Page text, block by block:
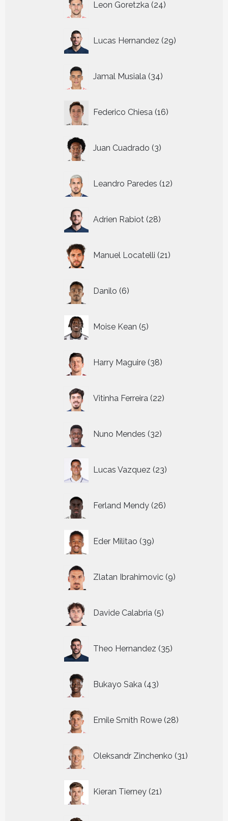
Leon Goretzka 24
producten
Lucas Hernandez 29
producten
Jamal Musiala 34
producten
Federico Chiesa 16
producten
Juan Cuadrado 3
producten
Leandro Paredes 12
producten
Adrien Rabiot 28
producten
Manuel Locatelli 21
producten
Danilo 6
producten
Moise Kean 5
producten
Harry Maguire 38
producten
Vitinha Ferreira 22
producten
Nuno Mendes 32
producten
Lucas Vazquez 23
producten
Ferland Mendy 26
producten
Eder Militao 39
producten
Zlatan Ibrahimovic 9
producten
Davide Calabria 5
producten
Theo Hernandez 35
producten
Bukayo Saka 43
producten
Emile Smith Rowe 28
producten
Oleksandr Zinchenko 31
producten
Kieran Tierney 21
producten